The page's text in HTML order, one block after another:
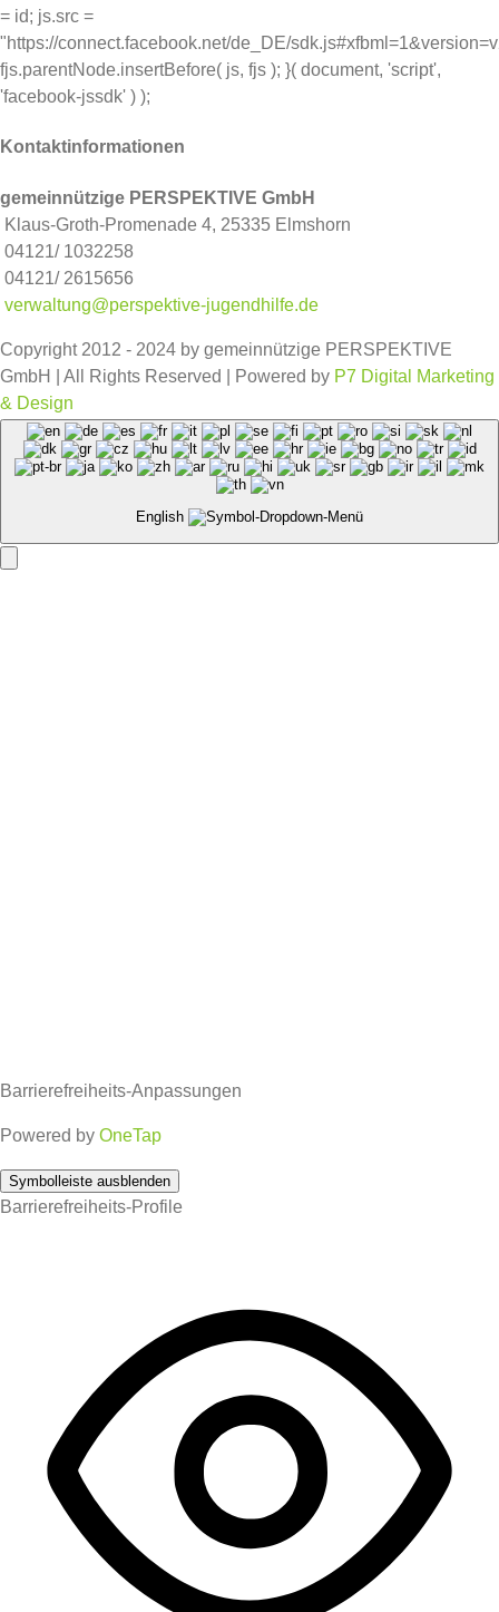
= id; js.src =
"https://connect.facebook.net/de_DE/
fjs.parentNode.insertBefore( js, fjs ); }( document, 'script',
'facebook-jssdk' ) );
Kontaktinformationen
gemeinnützige PERSPEKTIVE GmbH
Klaus-Groth-Promenade 4, 25335 Elmshorn
04121/ 1032258
04121/ 2615656
verwaltung@perspektive-jugendhilfe.de
Copyright 2012 - 2024 by gemeinnützige PERSPEKTIVE
GmbH | All Rights Reserved | Powered by P7 Digital Marketing
& Design
Facebook
Instagram
English
Barrierefreiheits-Anpassungen
Powered by OneTap
Symbolleiste ausblenden
Barrierefreiheits-Profile